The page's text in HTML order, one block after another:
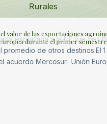
Rurales
valor de las exportaciones
durante el primer semestre
exportada a la UE fue de
promedio de otros destinos.El
acuerdo Mercosur- Unión